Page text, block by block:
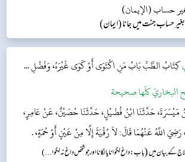
حساب (الإيمان)
بغیر حساب جنت میں جانا (ایمان)
كِتَابُ الطِّبِّبَابُ مَنِ اكْتَوَى أَوْ كَوَى غَيْرَهُ، وَفَضْلِ ...
كلّها صحيحة
مَيْسَرَةَ، حَدَّثَنَا ابْنُ فُضَيْلٍ، حَدَّثَنَا حُصَيْنٌ، عَنْ عَامِرٍ،
اللَّهُ عَنْهُمَا قَالَ: لاَ رُقْيَةَ إِلَّا مِنْ عَيْنٍ أَوْ حُمَةٍ، .
کے بیان میں(باب: داغ لگوانا یا لگانا اور جو شخص داغ نہ لگوا...)